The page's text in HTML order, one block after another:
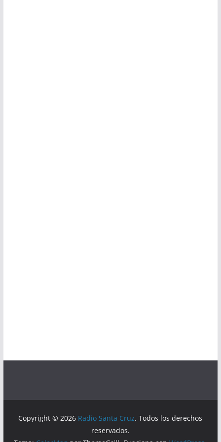
Copyright © 2026 Radio Santa Cruz. Todos los derechos
reservados.